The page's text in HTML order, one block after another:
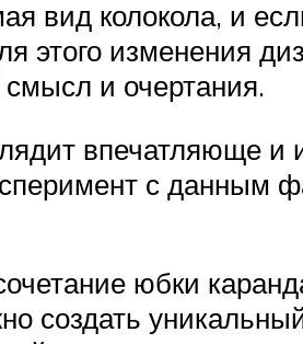
вид колокола, и
этого изменения
и очертания.
впечатляюще
с
юбки
создать